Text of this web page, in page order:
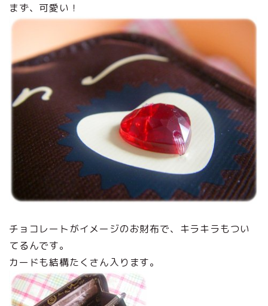
まず、可愛い！
チョコレートがイメージのお財布で、キラキラもつい
てるんです。
カードも結構たくさん入ります。